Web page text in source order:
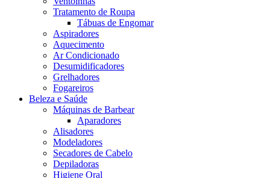
Tratamento de Roupa
Tábuas de Engomar
Aspiradores
Aquecimento
Ar Condicionado
Desumidificadores
Grelhadores
Fogareiros
Beleza e Saúde
Máquinas de Barbear
Aparadores
Alisadores
Modeladores
Secadores de Cabelo
Depiladoras
Higiene Oral